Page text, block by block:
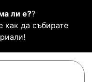
ли е??
как да събирате